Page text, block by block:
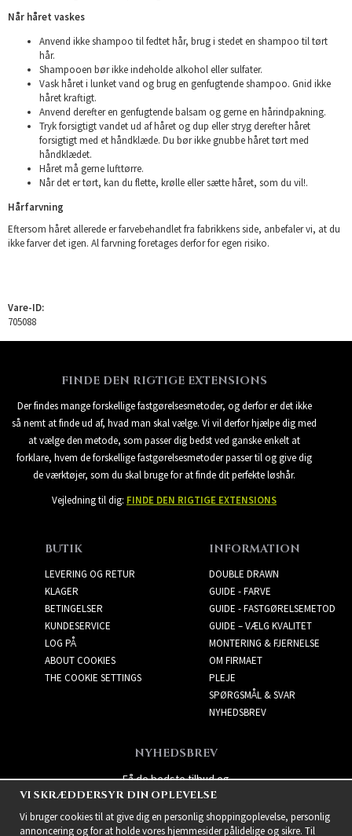
Når håret vaskes
Anvend ikke shampoo til fedtet hår, brug i stedet en shampoo til tørt
hår.
Shampooen bør ikke indeholde alkohol eller sulfater.
Vask håret i lunket vand og brug en genfugtende shampoo. Gnid ikke
håret kraftigt.
Anvend derefter en genfugtende balsam og gerne en hårindpakning.
Tryk forsigtigt vandet ud af håret og dup eller stryg derefter håret
forsigtigt med et håndklæde. Du bør ikke gnubbe håret tørt med
håndklædet.
Håret må gerne lufttørre.
Når det er tørt, kan du flette, krølle eller sætte håret, som du vil!.
Hårfarvning
Eftersom håret allerede er farvebehandlet fra fabrikkens side, anbefaler vi, at du
ikke farver det igen. Al farvning foretages derfor for egen risiko.
Vare-ID:
705088
FINDE DEN RIGTIGE EXTENSIONS
Der findes mange forskellige fastgørelsesmetoder, og derfor er det ikke
så nemt at finde ud af, hvad man skal vælge. Vi vil derfor hjælpe dig med
at vælge den metode, som passer dig bedst ved ganske enkelt at
forklare, hvem de forskellige fastgørelsesmetoder passer til og give dig
de værktøjer, som du skal bruge for at finde dit perfekte løshår.
Vejledning til dig: FINDE DEN RIGTIGE EXTENSIONS
BUTIK
LEVERING OG RETUR
KLAGER
BETINGELSER
KUNDESERVICE
LOG PÅ
ABOUT COOKIES
THE COOKIE SETTINGS
INFORMATION
DOUBLE DRAWN
GUIDE - FARVE
GUIDE - FASTGØRELSEMETOD
GUIDE – VÆLG KVALITET
MONTERING & FJERNELSE
OM FIRMAET
PLEJE
SPØRGSMÅL & SVAR
NYHEDSBREV
NYHEDSBREV
Få de bedste tilbud og
spændende nye produkter!
VI SKRÆDDERSYR DIN OPLEVELSE
Vi bruger cookies til at give dig en personlig shoppingoplevelse, personlig
annoncering og for at holde vores hjemmesider pålidelige og sikre. Til